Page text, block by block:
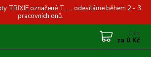
TRIXIE označené T....., odesíláme během 2 - 3
pracovních dnů.
0 ks
za 0 Kč